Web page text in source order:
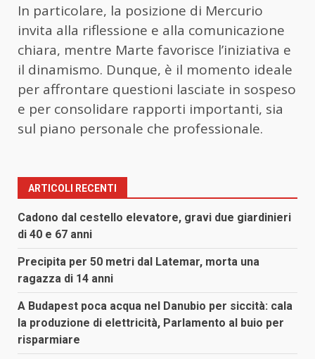
In particolare, la posizione di Mercurio
invita alla riflessione e alla comunicazione
chiara, mentre Marte favorisce l’iniziativa e
il dinamismo. Dunque, è il momento ideale
per affrontare questioni lasciate in sospeso
e per consolidare rapporti importanti, sia
sul piano personale che professionale.
ARTICOLI RECENTI
Cadono dal cestello elevatore, gravi due giardinieri
di 40 e 67 anni
Precipita per 50 metri dal Latemar, morta una
ragazza di 14 anni
A Budapest poca acqua nel Danubio per siccità: cala
la produzione di elettricità, Parlamento al buio per
risparmiare